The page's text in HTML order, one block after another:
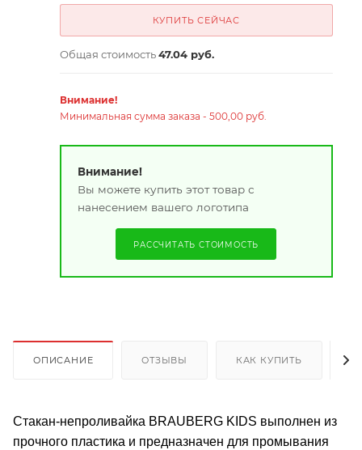
КУПИТЬ СЕЙЧАС
Общая стоимость47.04 руб.
Внимание!
Минимальная сумма заказа - 500,00 руб.
Внимание!
Вы можете купить этот товар с
нанесением вашего логотипа
РАССЧИТАТЬ СТОИМОСТЬ
ОПИСАНИЕ ОТЗЫВЫ КАК КУПИТЬ
Стакан-непроливайка BRAUBERG KIDS выполнен из
прочного пластика и предназначен для промывания